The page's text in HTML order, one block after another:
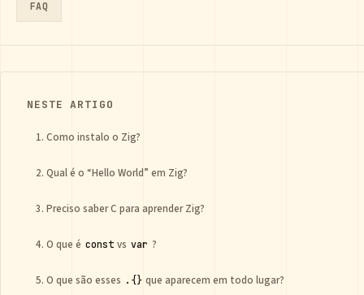
FAQ
NESTE ARTIGO
1. Como instalo o Zig?
2. Qual é o “Hello World” em Zig?
3. Preciso saber C para aprender Zig?
4. O que é const vs var ?
5. O que são esses .{} que aparecem em todo lugar?